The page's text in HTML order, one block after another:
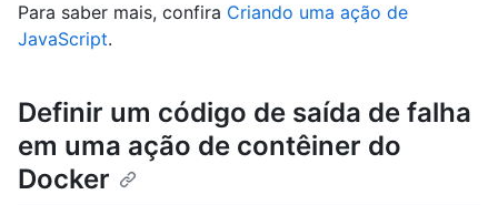
Para saber mais, confira Criando uma ação de
JavaScript.
Definir um código de saída de falha
em uma ação de contêiner do
Docker